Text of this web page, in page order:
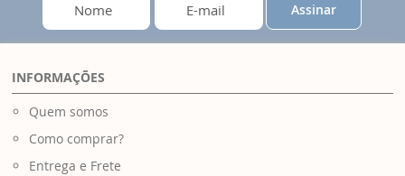
Assinar
INFORMAÇÕES
Quem somos
Como comprar?
Entrega e Frete